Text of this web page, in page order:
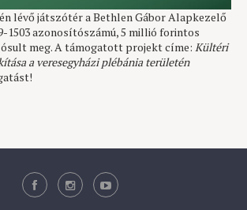
lévő játszótér a Bethlen Gábor Alapkezelő
1503 azonosítószámú, 5 millió forintos
meg. A támogatott projekt címe: Kültéri
a veresegyházi plébánia területén